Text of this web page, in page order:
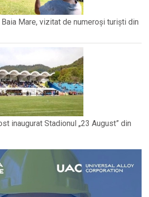
Mare, vizitat de numeroși turiști din
inaugurat Stadionul „23 August” din